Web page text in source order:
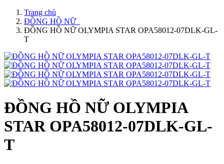
Trang chủ
ĐỒNG HỒ NỮ
ĐỒNG HỒ NỮ OLYMPIA STAR OPA58012-07DLK-GL-
T
ĐỒNG HỒ NỮ OLYMPIA
STAR OPA58012-07DLK-GL-
T